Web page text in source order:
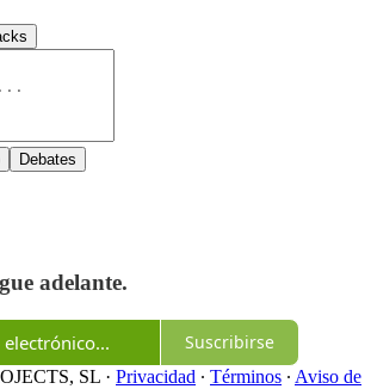
Debates
adelante.
Suscribirse
SL · Privacidad ∙ Términos ∙ Aviso de